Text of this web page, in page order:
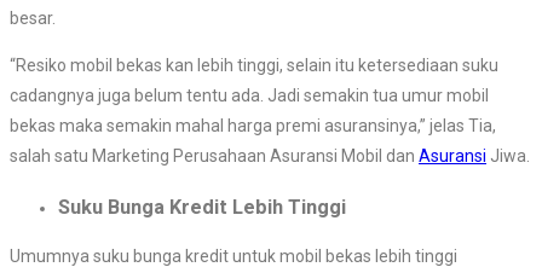
besar.
“Resiko mobil bekas kan lebih tinggi, selain itu ketersediaan suku
cadangnya juga belum tentu ada. Jadi semakin tua umur mobil
bekas maka semakin mahal harga premi asuransinya,” jelas Tia,
salah satu Marketing Perusahaan Asuransi Mobil dan Asuransi Jiwa.
Suku Bunga Kredit Lebih Tinggi
Umumnya suku bunga kredit untuk mobil bekas lebih tinggi